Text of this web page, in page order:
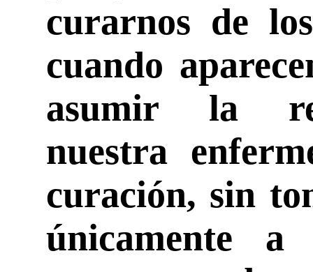
curarnos de
cuando
asumir la
nuestra
curación, sin
únicamente